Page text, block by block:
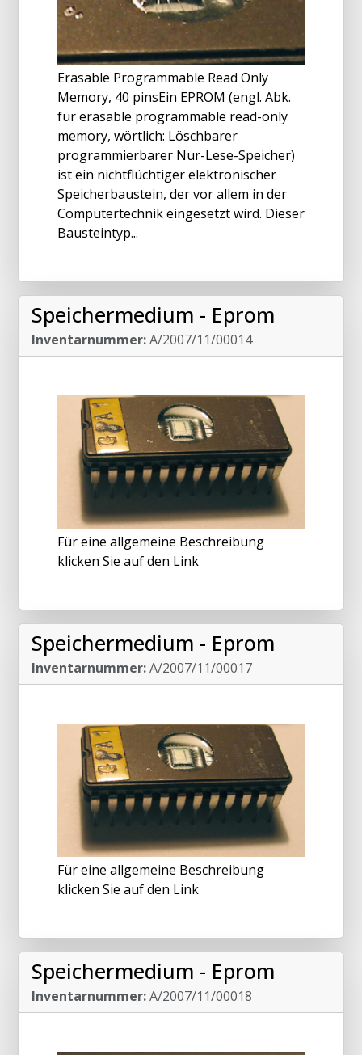
Erasable Programmable Read Only
Memory, 40 pinsEin EPROM (engl. Abk.
für erasable programmable read-only
memory, wörtlich: Löschbarer
programmierbarer Nur-Lese-Speicher)
ist ein nichtflüchtiger elektronischer
Speicherbaustein, der vor allem in der
Computertechnik eingesetzt wird. Dieser
Bausteintyp...
Speichermedium - Eprom
Inventarnummer:A/2007/11/00014
Für eine allgemeine Beschreibung
klicken Sie auf den Link
Speichermedium - Eprom
Inventarnummer:A/2007/11/00017
Für eine allgemeine Beschreibung
klicken Sie auf den Link
Speichermedium - Eprom
Inventarnummer:A/2007/11/00018